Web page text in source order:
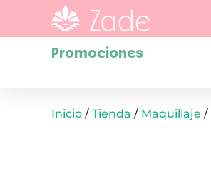
Promociones
Inicio / Tienda / Maquillaje /